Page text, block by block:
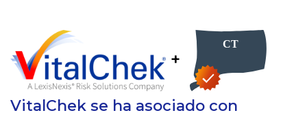
+
VitalChek se ha asociado con